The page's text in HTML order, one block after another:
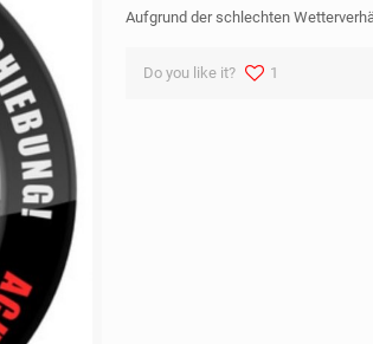
Aufgrund der schlechten
Do you like it? 1